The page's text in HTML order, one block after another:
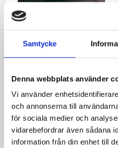
Samtycke
Denna webbplats använder
Vi använder
och annonserna till
för sociala medier och
vidarebefordrar även sådana
information från din enhet till
Kaneldoftande
bananpaj
Relaterade recept:
ananas
Dela
på
Facebook
Dela
på
Twitter
Dela
på
Pinterest
Dela
via
e-
Skriv
ut